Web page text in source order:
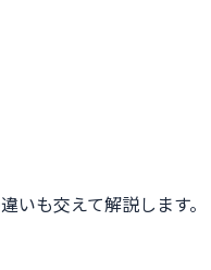
も交えて解説します。